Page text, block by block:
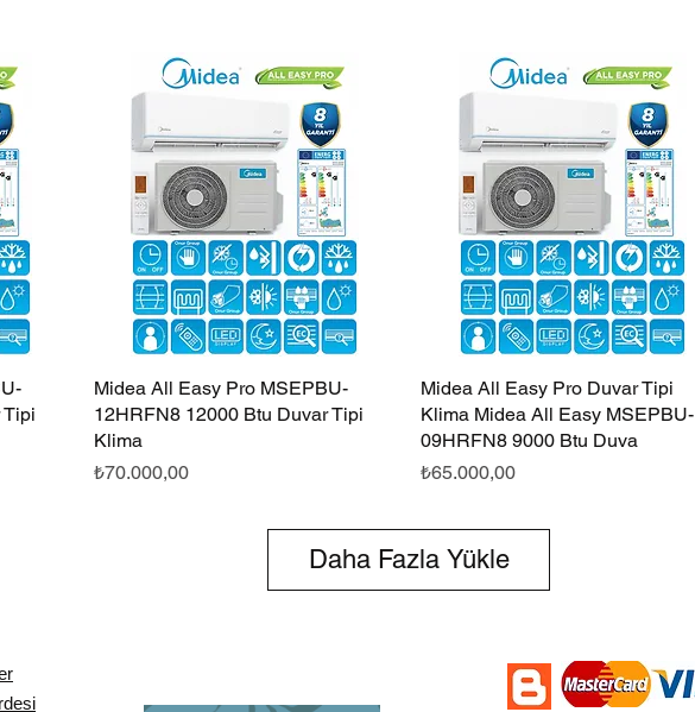
Hızlı Bakış
Midea All Easy Pro MSEPBU-
12HRFN8 12000 Btu Duvar Tipi
Klima
Fiyat
₺70.000,00
Hızlı Bakış
Midea All Easy Pro Duvar Tipi
Klima Midea All Easy MSEPBU-
09HRFN8 9000 Btu Duva
Fiyat
₺65.000,00
Daha Fazla Yükle